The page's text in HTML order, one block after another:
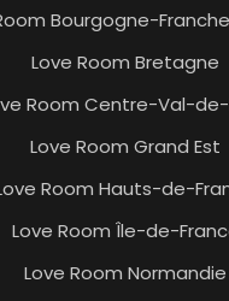
Bourgogne-
Love Room Bretagne
Room Centre-Val-de-
Love Room Grand Est
Room Hauts-de-
Love Room Île-de-
Love Room Normandie